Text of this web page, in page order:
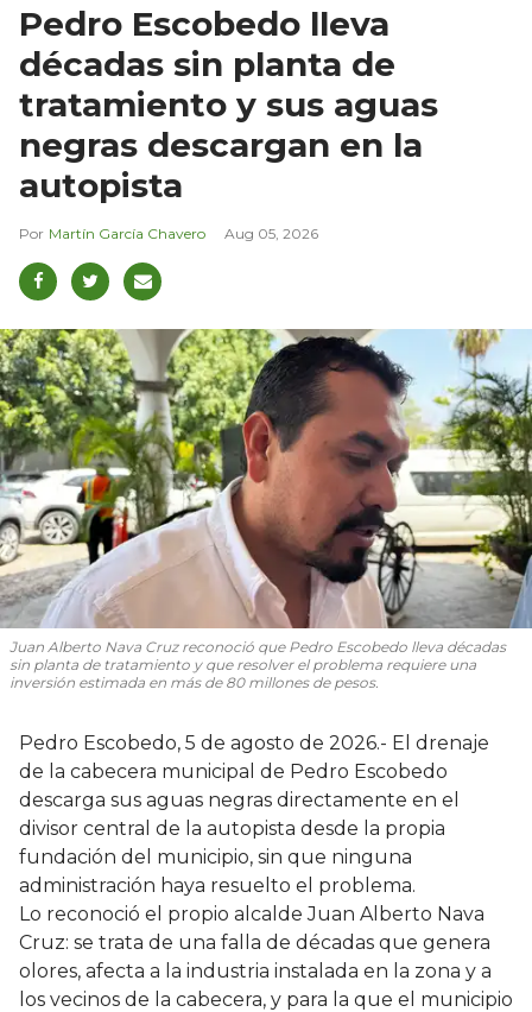
Pedro Escobedo lleva
décadas sin planta de
tratamiento y sus aguas
negras descargan en la
autopista
Martín García Chavero Aug 05, 2026
Juan Alberto Nava Cruz reconoció que Pedro Escobedo lleva décadas
sin planta de tratamiento y que resolver el problema requiere una
inversión estimada en más de 80 millones de pesos.
Pedro Escobedo, 5 de agosto de 2026.- El drenaje
de la cabecera municipal de Pedro Escobedo
descarga sus aguas negras directamente en el
divisor central de la autopista desde la propia
fundación del municipio, sin que ninguna
administración haya resuelto el problema.
Lo reconoció el propio alcalde Juan Alberto Nava
Cruz: se trata de una falla de décadas que genera
olores, afecta a la industria instalada en la zona y a
los vecinos de la cabecera, y para la que el municipio